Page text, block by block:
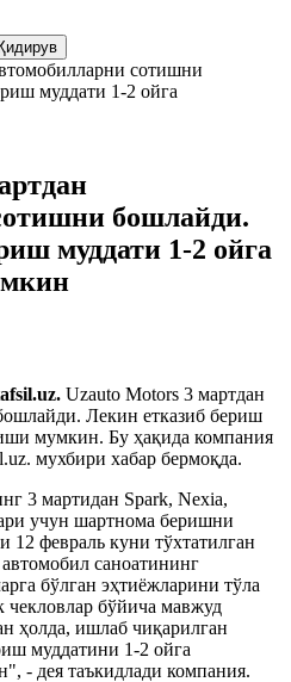
бошлайди.
муддати 1-2 ойга
Uzauto Motors 3 мартдан
Лекин етказиб бериш
мумкин. Бу ҳақида компания
мухбири хабар бермоқда.
3 мартидан Spark, Nexia,
учун шартнома беришни
12 февраль куни тўхтатилган
саноатининг
бўлган эҳтиёжларини тўла
бўйича мавжуд
ҳолда, ишлаб чиқарилган
муддатини 1-2 ойга
- дея таъкидлади компания.